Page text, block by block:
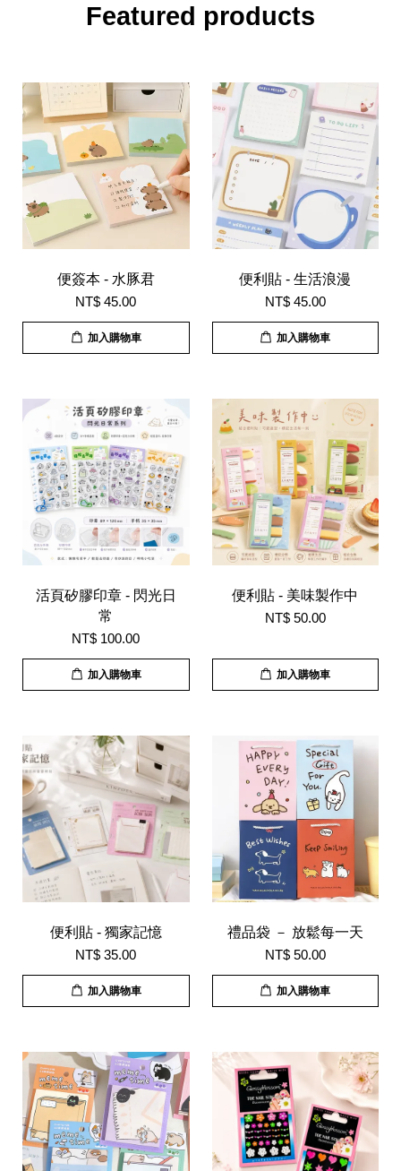
Featured products
便簽本 - 水豚君
NT$ 45.00
加入購物車
便利貼 - 生活浪漫
NT$ 45.00
加入購物車
活頁矽膠印章 - 閃光日
常
NT$ 100.00
加入購物車
便利貼 - 美味製作中
NT$ 50.00
加入購物車
便利貼 - 獨家記憶
NT$ 35.00
加入購物車
禮品袋 － 放鬆每一天
NT$ 50.00
加入購物車